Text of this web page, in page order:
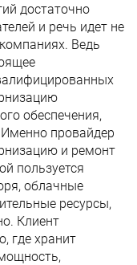
достаточно
и речь идет не
Ведь
обеспечения,
провайдер
и ремонт
пользуется
облачные
ресурсы,
Клиент
где хранит